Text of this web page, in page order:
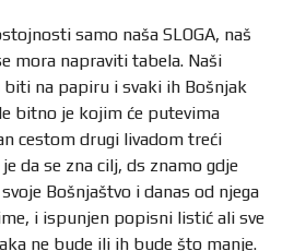
samo naša SLOGA, naš
mora napraviti tabela. Naši
na papiru i svaki ih Bošnjak
bitno je kojim će putevima
cestom drugi livadom treći
da se zna cilj, ds znamo gdje
Bošnjaštvo i danas od njega
i ispunjen popisni listić ali sve
ne bude ili ih bude što manje.